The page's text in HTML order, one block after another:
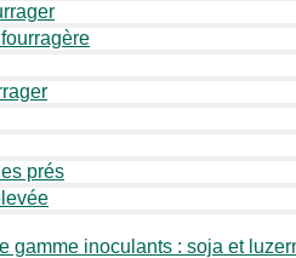
prés
gamme inoculants : soja et